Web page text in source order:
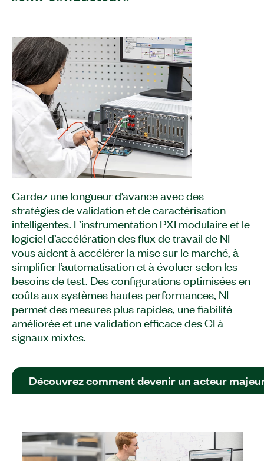
Gardez une longueur d’avance avec des
stratégies de validation et de caractérisation
intelligentes. L’instrumentation PXI modulaire et le
logiciel d’accélération des flux de travail de NI
vous aident à accélérer la mise sur le marché, à
simplifier l’automatisation et à évoluer selon les
besoins de test. Des configurations optimisées en
coûts aux systèmes hautes performances, NI
permet des mesures plus rapides, une fiabilité
améliorée et une validation efficace des CI à
signaux mixtes.
Découvrez comment devenir un acteur